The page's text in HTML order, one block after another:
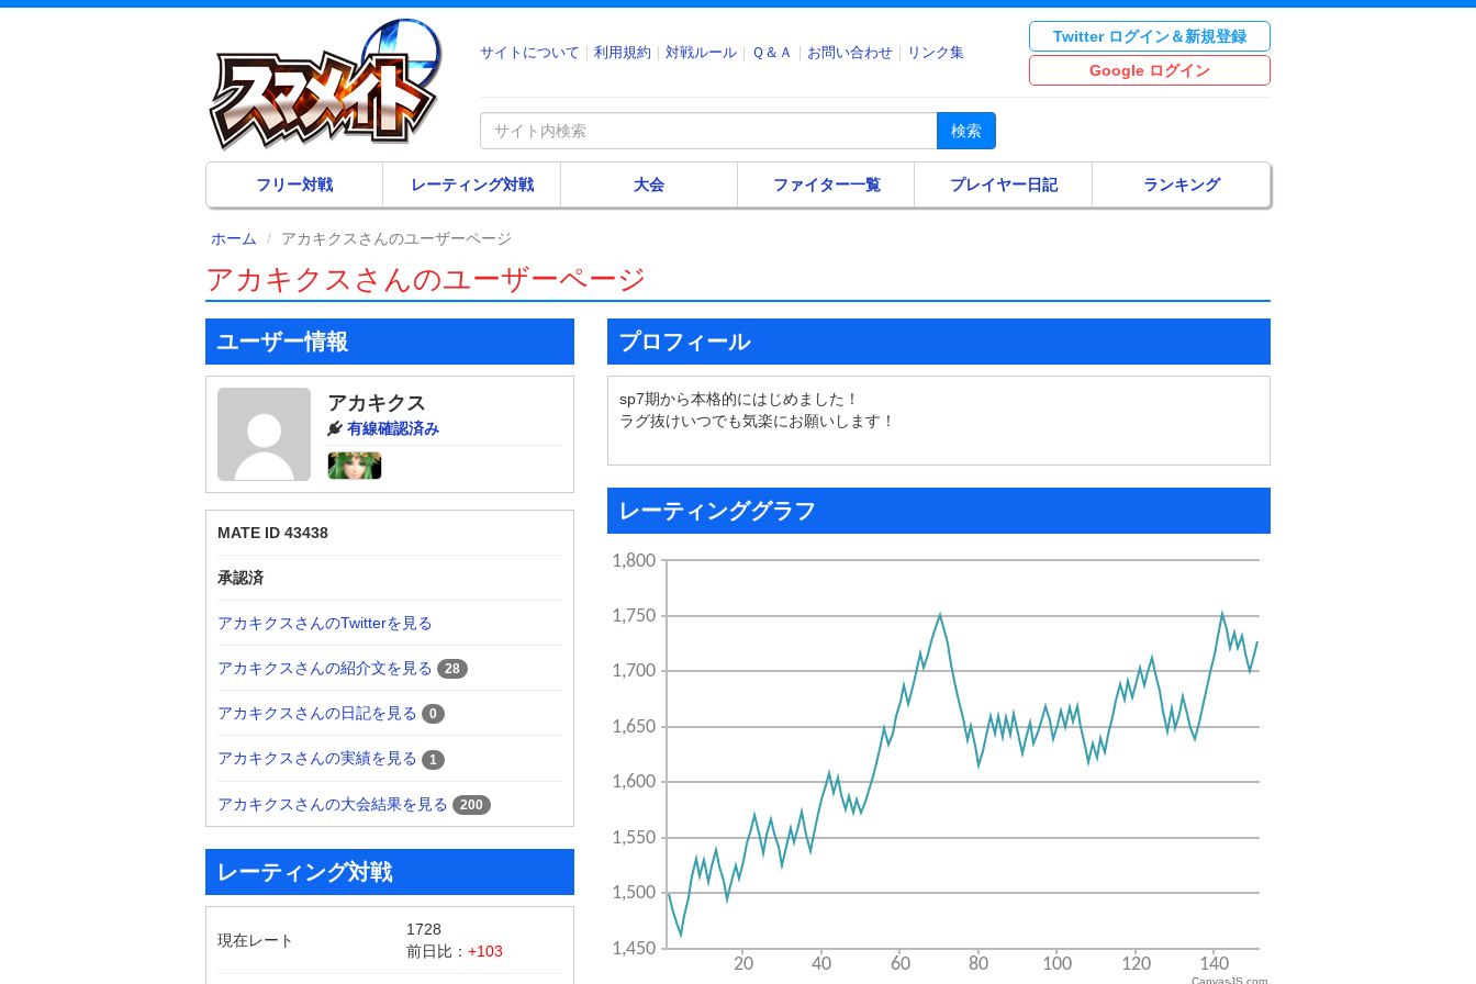
サイトについて 利用規約 対戦ルール Ｑ＆Ａ お問い合わせ リンク集
Twitter ログイン＆新規登録
Google ログイン
検索
フリー対戦 レーティング対戦 大会 ファイター一覧 プレイヤー日記 ランキング
ホーム アカキクスさんのユーザーページ
アカキクスさんのユーザーページ
ユーザー情報
アカキクス
有線確認済み
MATE ID 43438
承認済
アカキクスさんのTwitterを見る
アカキクスさんの紹介文を見る 28
アカキクスさんの日記を見る 0
アカキクスさんの実績を見る 1
アカキクスさんの大会結果を見る 200
レーティング対戦
現在レート
1728
前日比： +103
プロフィール
sp7期から本格的にはじめました！
ラグ抜けいつでも気楽にお願いします！
レーティンググラフ
CanvasJS.com